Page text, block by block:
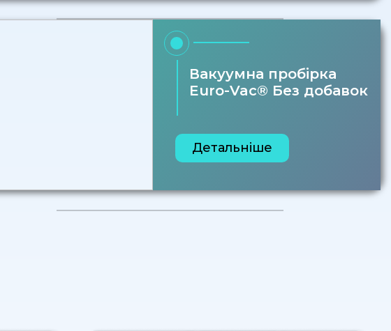
Вакуумна пробірка
Euro-Vac® Без добавок
Детальніше